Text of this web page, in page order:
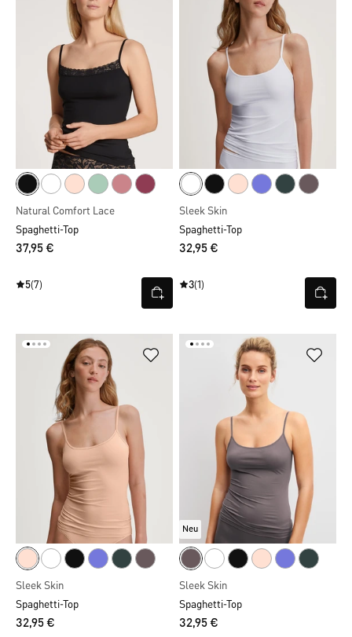
Natural Comfort Lace
Spaghetti-Top
37,95 €
5(7)
Sleek Skin
Spaghetti-Top
32,95 €
3(1)
Sleek Skin
Spaghetti-Top
32,95 €
Neu
Sleek Skin
Spaghetti-Top
32,95 €